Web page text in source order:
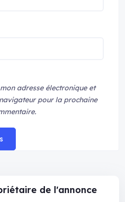
adresse électronique et
pour la prochaine
de l'annonce